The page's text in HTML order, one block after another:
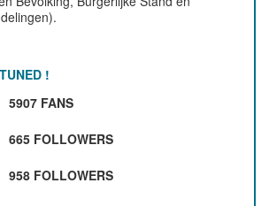
!
5907 FANS
665 FOLLOWERS
958 FOLLOWERS